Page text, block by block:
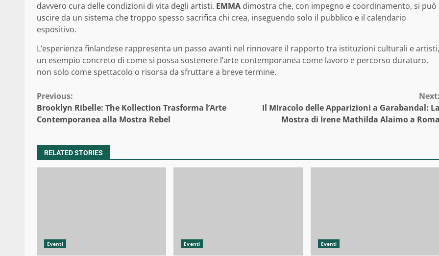
davvero cura delle condizioni di vita degli artisti. EMMA dimostra che, con impegno e coordinamento, si può
uscire da un sistema che troppo spesso sacrifica chi crea, inseguendo solo il pubblico e il calendario
espositivo.
L’esperienza finlandese rappresenta un passo avanti nel rinnovare il rapporto tra istituzioni culturali e artisti,
un esempio concreto di come si possa sostenere l’arte contemporanea come lavoro e percorso duraturo,
non solo come spettacolo o risorsa da sfruttare a breve termine.
Continue
Reading
Previous:
Brooklyn Ribelle: The Kollection Trasforma l’Arte
Contemporanea alla Mostra Rebel
Il Miracolo delle Apparizioni a Garabandal:
Mostra di Irene Mathilda Alaimo a
RELATED STORIES
Eventi Eventi Eventi